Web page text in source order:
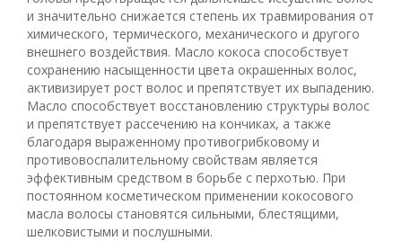
и значительно снижается степень их травмирования от
химического, термического, механического и другого
внешнего воздействия. Масло кокоса способствует
сохранению насыщенности цвета окрашенных волос,
активизирует рост волос и препятствует их выпадению.
Масло способствует восстановлению структуры волос
и препятствует рассечению на кончиках, а также
благодаря выраженному противогрибковому и
противовоспалительному свойствам является
эффективным средством в борьбе с перхотью. При
постоянном косметическом применении кокосового
масла волосы становятся сильными, блестящими,
шелковистыми и послушными.